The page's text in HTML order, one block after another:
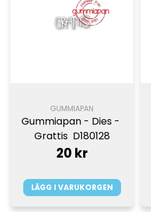
GUMMIAPAN
Gummiapan - Dies -
Grattis  D180128
20 kr
LÄGG I VARUKORGEN